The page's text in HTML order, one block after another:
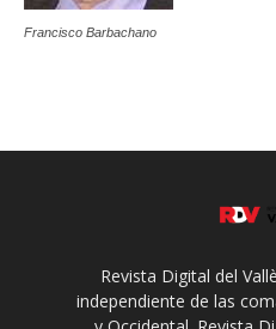
Francisco Barbachano
Revista Digital del
independiente de las